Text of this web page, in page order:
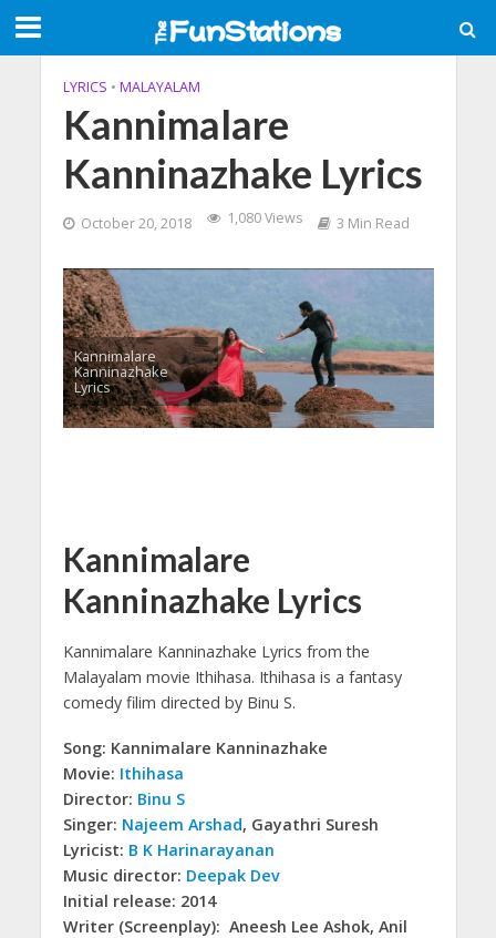
LYRICS • MALAYALAM
Kannimalare
Kanninazhake Lyrics
October 20, 2018 1,080 Views 3 Min Read
Kannimalare
Kanninazhake
Lyrics
Kannimalare
Kanninazhake Lyrics
Kannimalare Kanninazhake Lyrics from the
Malayalam movie Ithihasa. Ithihasa is a fantasy
comedy filim directed by Binu S.
Song: Kannimalare Kanninazhake
Movie: Ithihasa
Director: Binu S
Singer: Najeem Arshad, Gayathri Suresh
Lyricist: B K Harinarayanan
Music director: Deepak Dev
Initial release: 2014
Writer (Screenplay): Aneesh Lee Ashok, Anil